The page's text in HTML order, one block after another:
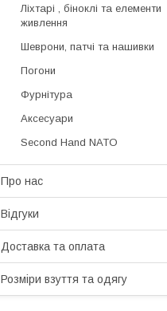
Ліхтарі , біноклі та елементи
живлення
Шеврони, патчі та нашивки
Погони
Фурнітура
Аксесуари
Second Hand NATO
Про нас
Відгуки
Доставка та оплата
Розміри взуття та одягу